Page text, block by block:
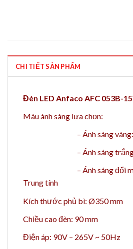
CHI TIẾT SẢN PHẨM
Đèn LED Anfaco AFC 053B-
Màu ánh sáng lựa chọn:
– Ánh sáng
– Ánh sáng
– Ánh sáng đổi
Trung tính
Kích thước phủ bì: Ø350 mm
Chiều cao đèn: 90 mm
Điện áp: 90V – 265V ~ 50Hz